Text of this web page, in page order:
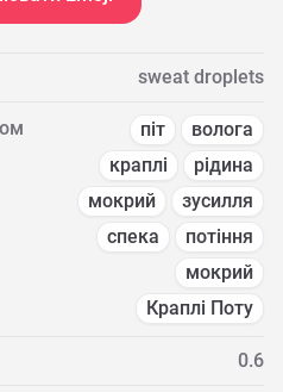
sweat droplets
піт
волога
краплі
рідина
мокрий
зусилля
спека
потіння
мокрий
Краплі Поту
0.6